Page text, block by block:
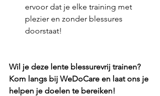
ervoor dat je elke training met
plezier en zonder blessures
doorstaat!
Wil je deze lente blessurevrij trainen?
Kom langs bij WeDoCare en laat ons je
helpen je doelen te bereiken!